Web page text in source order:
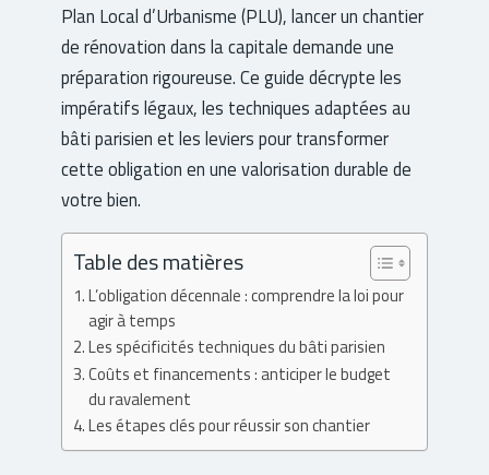
Plan Local d’Urbanisme (PLU), lancer un chantier
de rénovation dans la capitale demande une
préparation rigoureuse. Ce guide décrypte les
impératifs légaux, les techniques adaptées au
bâti parisien et les leviers pour transformer
cette obligation en une valorisation durable de
votre bien.
Table des matières
L’obligation décennale : comprendre la loi pour
agir à temps
Les spécificités techniques du bâti parisien
Coûts et financements : anticiper le budget
du ravalement
Les étapes clés pour réussir son chantier